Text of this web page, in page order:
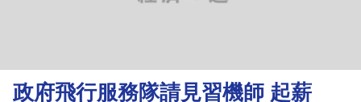
理
財
政府飛行服務隊請見習機師 起薪